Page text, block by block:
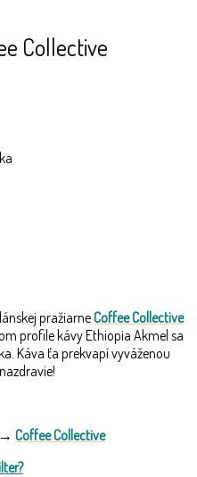
Collective
pražiarneCoffee Collective
profile kávy Ethiopia Akmel sa
Káva ťa prekvapí vyváženou
→ Coffee Collective